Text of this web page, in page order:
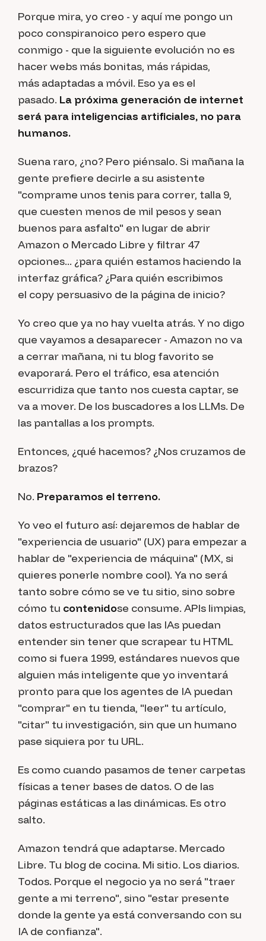
Porque mira, yo creo - y aquí me pongo un
poco conspiranoico pero espero que
conmigo - que la siguiente evolución no es
hacer webs más bonitas, más rápidas,
más adaptadas a móvil. Eso ya es el
pasado. La próxima generación de internet
será para inteligencias artificiales, no para
humanos.
Suena raro, ¿no? Pero piénsalo. Si mañana la
gente prefiere decirle a su asistente
"comprame unos tenis para correr, talla 9,
que cuesten menos de mil pesos y sean
buenos para asfalto" en lugar de abrir
Amazon o Mercado Libre y filtrar 47
opciones... ¿para quién estamos haciendo la
interfaz gráfica? ¿Para quién escribimos
el copy persuasivo de la página de inicio?
Yo creo que ya no hay vuelta atrás. Y no digo
que vayamos a desaparecer - Amazon no va
a cerrar mañana, ni tu blog favorito se
evaporará. Pero el tráfico, esa atención
escurridiza que tanto nos cuesta captar, se
va a mover. De los buscadores a los LLMs. De
las pantallas a los prompts.
Entonces, ¿qué hacemos? ¿Nos cruzamos de
brazos?
No. Preparamos el terreno.
Yo veo el futuro así: dejaremos de hablar de
"experiencia de usuario" (UX) para empezar a
hablar de "experiencia de máquina" (MX, si
quieres ponerle nombre cool). Ya no será
tanto sobre cómo se ve tu sitio, sino sobre
cómo tu contenidose consume. APIs limpias,
datos estructurados que las IAs puedan
entender sin tener que scrapear tu HTML
como si fuera 1999, estándares nuevos que
alguien más inteligente que yo inventará
pronto para que los agentes de IA puedan
"comprar" en tu tienda, "leer" tu artículo,
"citar" tu investigación, sin que un humano
pase siquiera por tu URL.
Es como cuando pasamos de tener carpetas
físicas a tener bases de datos. O de las
páginas estáticas a las dinámicas. Es otro
salto.
Amazon tendrá que adaptarse. Mercado
Libre. Tu blog de cocina. Mi sitio. Los diarios.
Todos. Porque el negocio ya no será "traer
gente a mi terreno", sino "estar presente
donde la gente ya está conversando con su
IA de confianza".